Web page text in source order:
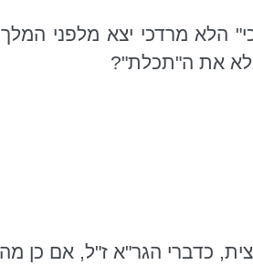
הלא מרדכי יצא מלפני
אלא את ה"תכלת"?
כדברי הגר"א ז"ל, אם כן